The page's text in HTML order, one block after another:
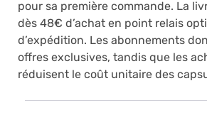
pour sa première commande. La
dès 48€ d’achat en point relais
d’expédition. Les abonnements
offres exclusives, tandis que les
réduisent le coût unitaire des